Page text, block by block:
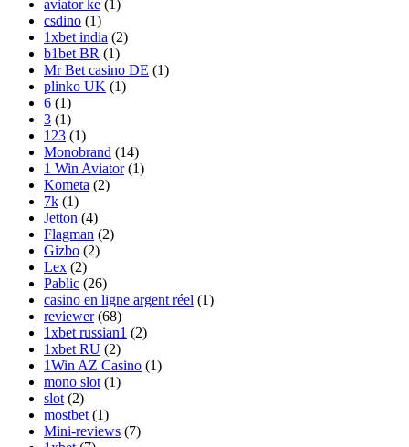
aviator ke (1)
csdino (1)
1xbet india (2)
b1bet BR (1)
Mr Bet casino DE (1)
plinko UK (1)
6 (1)
3 (1)
123 (1)
Monobrand (14)
1 Win Aviator(1)
Kometa (2)
7k (1)
Jetton (4)
Flagman (2)
Gizbo (2)
Lex (2)
Pablic (26)
casino en ligne argent réel (1)
reviewer(68)
1xbet russian1 (2)
1xbet RU (2)
1Win AZ Casino (1)
mono slot (1)
slot (2)
mostbet (1)
Mini-reviews (7)